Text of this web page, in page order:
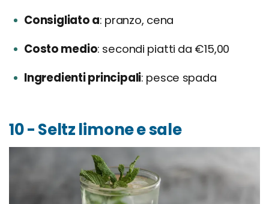
Consigliato a pranzo, cena
Costo medio secondi piatti da €15,00
Ingredienti principali pesce spada
10 - Seltz limone e sale